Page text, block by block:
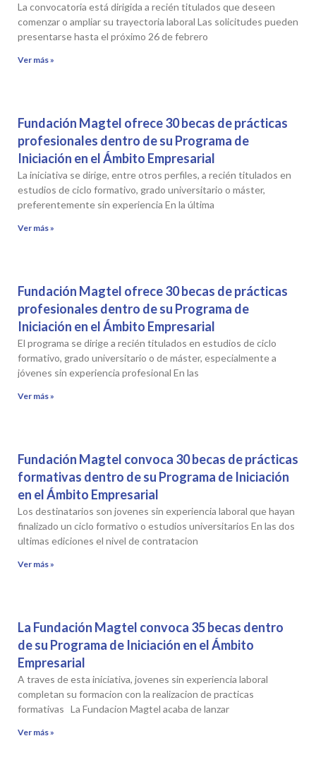
La convocatoria está dirigida a recién titulados que deseen
comenzar o ampliar su trayectoria laboral Las solicitudes pueden
presentarse hasta el próximo 26 de febrero
Ver más »
Fundación Magtel ofrece 30 becas de prácticas
profesionales dentro de su Programa de
Iniciación en el Ámbito Empresarial
La iniciativa se dirige, entre otros perfiles, a recién titulados en
estudios de ciclo formativo, grado universitario o máster,
preferentemente sin experiencia En la última
Ver más »
Fundación Magtel ofrece 30 becas de prácticas
profesionales dentro de su Programa de
Iniciación en el Ámbito Empresarial
El programa se dirige a recién titulados en estudios de ciclo
formativo, grado universitario o de máster, especialmente a
jóvenes sin experiencia profesional En las
Ver más »
Fundación Magtel convoca 30 becas de prácticas
formativas dentro de su Programa de Iniciación
en el Ámbito Empresarial
Los destinatarios son jovenes sin experiencia laboral que hayan
finalizado un ciclo formativo o estudios universitarios En las dos
ultimas ediciones el nivel de contratacion
Ver más »
La Fundación Magtel convoca 35 becas dentro
de su Programa de Iniciación en el Ámbito
Empresarial
A traves de esta iniciativa, jovenes sin experiencia laboral
completan su formacion con la realizacion de practicas
formativas La Fundacion Magtel acaba de lanzar
Ver más »